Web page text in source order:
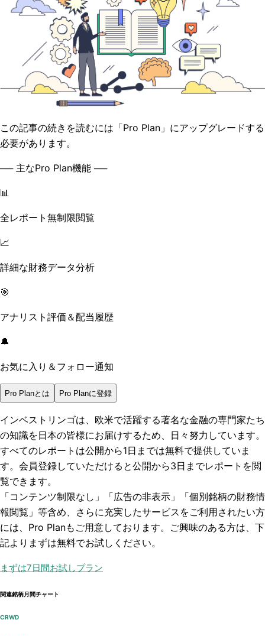
この記事の続きを読むには「Pro Plan」にアップグレードする
必要があります。
── 主なPro Plan機能 ──
📊
全レポート無制限閲覧
📈
詳細な財務データ分析
🎯
アナリスト評価＆配当履歴
🔔
お気に入り＆フォロー通知
Pro Planとは Pro Planに登録
インベストリンゴは、欧米で活躍する著名な金融の専門家たち
の知識を日本の皆様にお届けするため、日々努力しています。
すべてのレポートは公開から1日までは無料で提供していま
す。会員登録していただけると公開から3日までレポートを閲
覧できます。
「コンテンツ制限なし」「広告の非表示」「個別銘柄の財務情
報閲覧」 等含め、さらに充実したサービスをご利用されたい方
には、Pro Planもご用意しております。ご興味のある方は、下
記よりまずは無料でお試しください。
まずは7日間お試しプラン
関連銘柄月間チャート
CRWD